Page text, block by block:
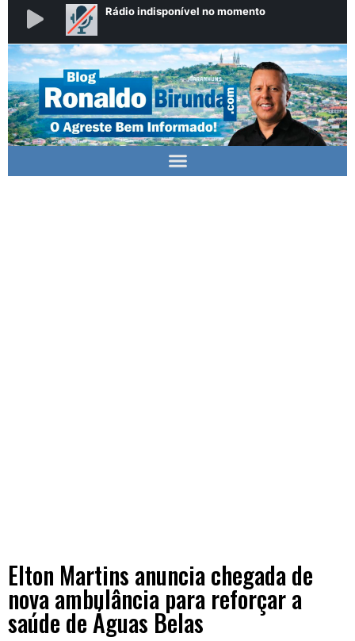
Elton Martins anuncia chegada de
nova ambulância para reforçar a
saúde de Águas Belas